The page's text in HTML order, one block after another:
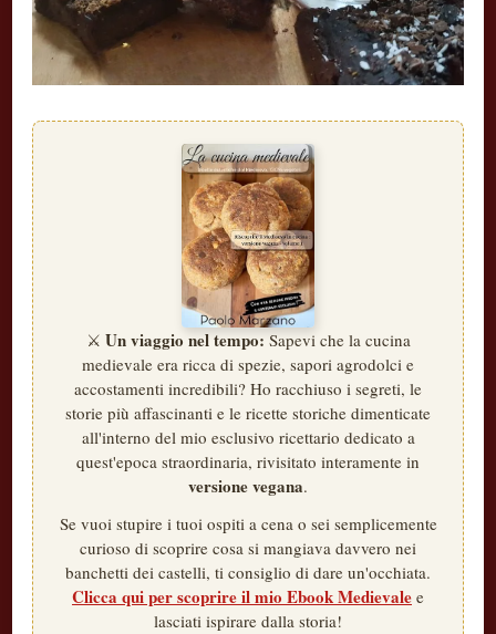
⚔️ Un viaggio nel tempo: Sapevi che la cucina
medievale era ricca di spezie, sapori agrodolci e
accostamenti incredibili? Ho racchiuso i segreti, le
storie più affascinanti e le ricette storiche dimenticate
all'interno del mio esclusivo ricettario dedicato a
quest'epoca straordinaria, rivisitato interamente in
versione vegana.
Se vuoi stupire i tuoi ospiti a cena o sei semplicemente
curioso di scoprire cosa si mangiava davvero nei
banchetti dei castelli, ti consiglio di dare un'occhiata.
Clicca qui per scoprire il mio Ebook Medievale e
lasciati ispirare dalla storia!